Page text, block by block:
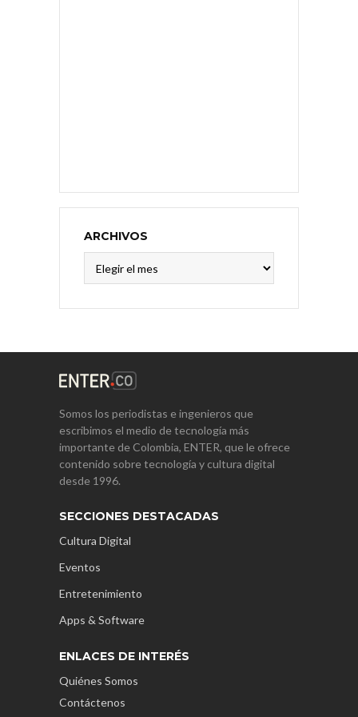
ARCHIVOS
Somos los periodistas e ingenieros que
escribimos el medio de tecnología más
importante de Colombia, ENTER, que le ofrece
contenido sobre tecnología y cultura digital
desde 1996.
SECCIONES DESTACADAS
Cultura Digital
Eventos
Entretenimiento
Apps & Software
ENLACES DE INTERÉS
Quiénes Somos
Contáctenos